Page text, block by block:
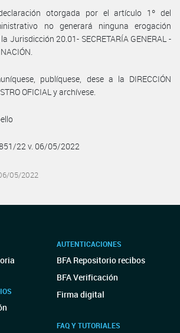
otorgada por el artículo 1º del
no generará ninguna erogación
Jurisdicción 20.01- SECRETARÍA GENERAL -
publíquese, dese a la DIRECCIÓN
OFICIAL y archívese.
22 v. 06/05/2022
05/2022
AUTENTICACIONES
BFA Repositorio recibos
BFA Verificación
Firma digital
FAQ Y TUTORIALES